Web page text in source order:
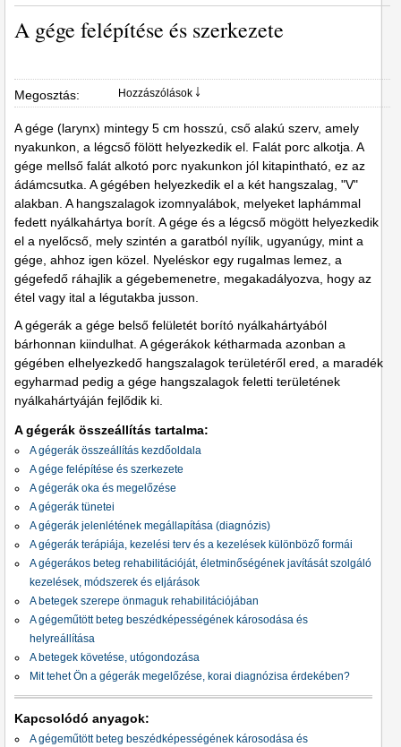
A gége felépítése és szerkezete
Megosztás: Hozzászólások ￬
A gége (larynx) mintegy 5 cm hosszú, cső alakú szerv, amely
nyakunkon, a légcső fölött helyezkedik el. Falát porc alkotja. A
gége mellső falát alkotó porc nyakunkon jól kitapintható, ez az
ádámcsutka. A gégében helyezkedik el a két hangszalag, "V"
alakban. A hangszalagok izomnyalábok, melyeket laphámmal
fedett nyálkahártya borít. A gége és a légcső mögött helyezkedik
el a nyelőcső, mely szintén a garatból nyílik, ugyanúgy, mint a
gége, ahhoz igen közel. Nyeléskor egy rugalmas lemez, a
gégefedő ráhajlik a gégebemenetre, megakadályozva, hogy az
étel vagy ital a légutakba jusson.
A gégerák a gége belső felületét borító nyálkahártyából
bárhonnan kiindulhat. A gégerákok kétharmada azonban a
gégében elhelyezkedő hangszalagok területéről ered, a maradék
egyharmad pedig a gége hangszalagok feletti területének
nyálkahártyáján fejlődik ki.
A gégerák összeállítás tartalma:
A gégerák összeállítás kezdőoldala
A gége felépítése és szerkezete
A gégerák oka és megelőzése
A gégerák tünetei
A gégerák jelenlétének megállapítása (diagnózis)
A gégerák terápiája, kezelési terv és a kezelések különböző formái
A gégerákos beteg rehabilitációját, életminőségének javítását szolgáló
kezelések, módszerek és eljárások
A betegek szerepe önmaguk rehabilitációjában
A gégeműtött beteg beszédképességének károsodása és
helyreállítása
A betegek követése, utógondozása
Mit tehet Ön a gégerák megelőzése, korai diagnózisa érdekében?
Kapcsolódó anyagok:
A gégeműtött beteg beszédképességének károsodása és